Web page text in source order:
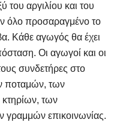
του αργιλίου και του
όλο προσαραγμένο το
Κάθε αγωγός θα έχει
Οι αγωγοί και οι
συνδετήρες στο
ποταμών, των
των
γραμμών επικοινωνίας.